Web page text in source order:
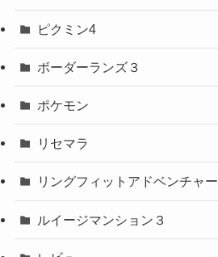
ピクミン4
ボーダーランズ３
ポケモン
リセマラ
リングフィットアドベンチャー
ルイージマンション３